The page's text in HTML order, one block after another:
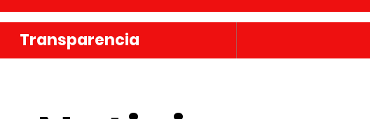
Transparencia